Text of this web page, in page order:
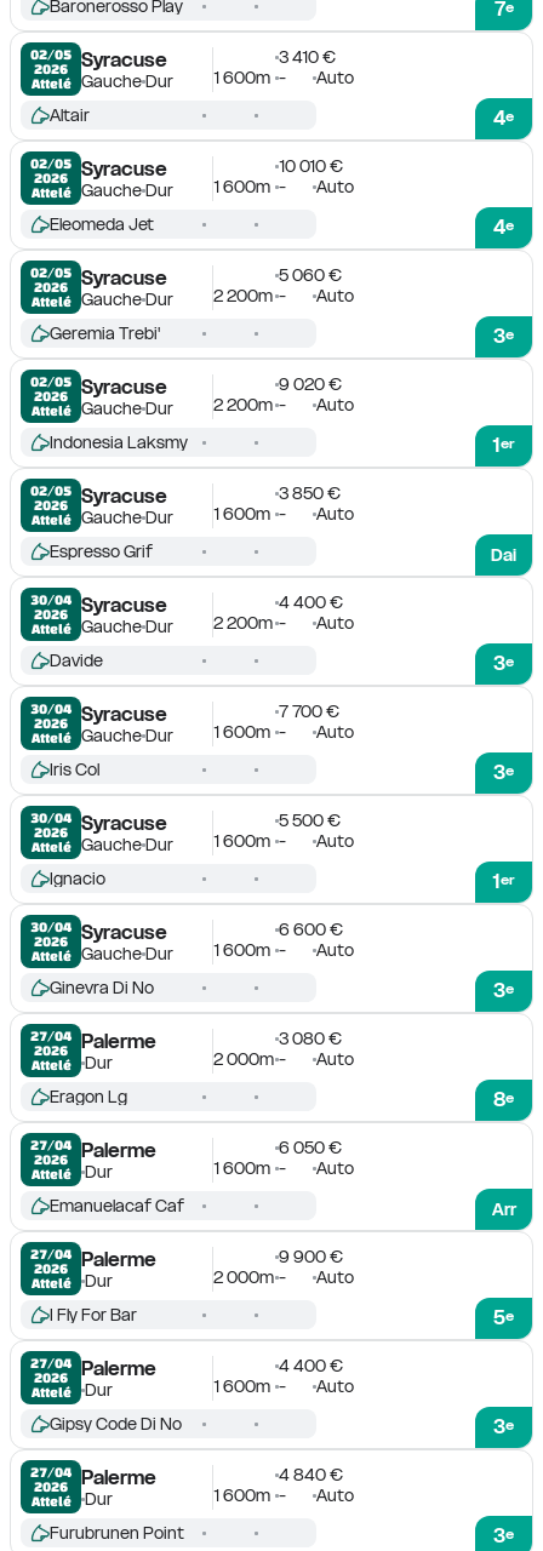
7e
Baronerosso Play
02/05
2026
Attelé
Syracuse
GaucheDur
3 410 €
1 600m - Auto
4e
Altair
02/05
2026
Attelé
Syracuse
GaucheDur
10 010 €
1 600m - Auto
4e
Eleomeda Jet
02/05
2026
Attelé
Syracuse
GaucheDur
5 060 €
2 200m - Auto
3e
Geremia Trebi'
02/05
2026
Attelé
Syracuse
GaucheDur
9 020 €
2 200m - Auto
1er
Indonesia Laksmy
02/05
2026
Attelé
Syracuse
GaucheDur
3 850 €
1 600m -
Auto
Dai
Espresso Grif
30/04
2026
Attelé
Syracuse
GaucheDur
4 400 €
2 200m - Auto
3e
Davide
30/04
2026
Attelé
Syracuse
GaucheDur
7 700 €
1 600m - Auto
3e
Iris Col
30/04
2026
Attelé
Syracuse
GaucheDur
5 500 €
1 600m - Auto
1er
Ignacio
30/04
2026
Attelé
Syracuse
GaucheDur
6 600 €
1 600m - Auto
3e
Ginevra Di No
27/04
2026
Attelé
Palerme
Dur
3 080 €
2 000m - Auto
8e
Eragon Lg
27/04
2026
Attelé
Palerme
Dur
6 050 €
1 600m -
Auto
Arr
Emanuelacaf Caf
27/04
2026
Attelé
Palerme
Dur
9 900 €
2 000m - Auto
5e
I Fly For Bar
27/04
2026
Attelé
Palerme
Dur
4 400 €
1 600m - Auto
3e
Gipsy Code Di No
27/04
2026
Attelé
Palerme
Dur
4 840 €
1 600m - Auto
3e
Furubrunen Point